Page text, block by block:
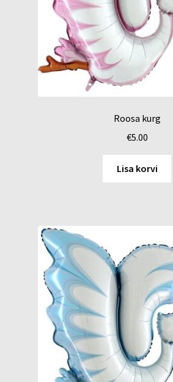
Roosa kurg
€5.00
Lisa korvi